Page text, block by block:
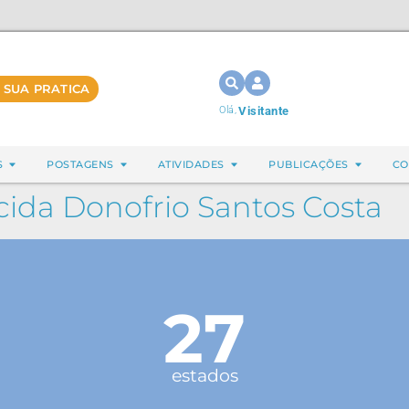
PRATICA
Olá,Visitante
POSTAGENS ATIVIDADES PUBLICAÇÕES
Donofrio Santos Costa
27
estados